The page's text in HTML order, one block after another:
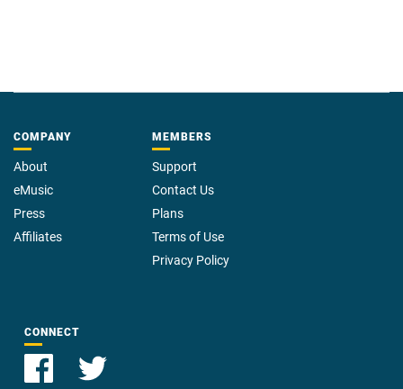
COMPANY
About
eMusic
Press
Affiliates
MEMBERS
Support
Contact Us
Plans
Terms of Use
Privacy Policy
CONNECT